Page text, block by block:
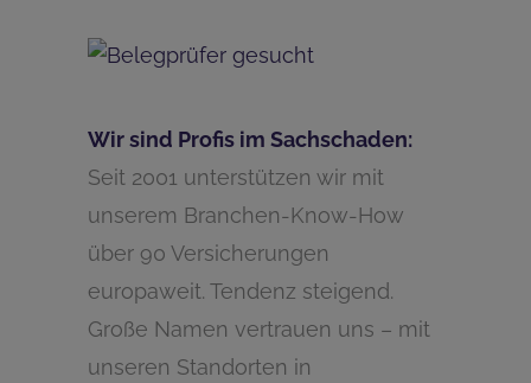
Wir sind Profis im Sachschaden:
Seit 2001 unterstützen wir mit
unserem Branchen-Know-How
über 90 Versicherungen
europaweit. Tendenz steigend.
Große Namen vertrauen uns – mit
unseren Standorten in